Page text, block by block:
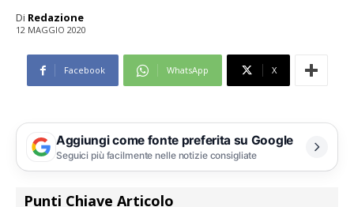
Di Redazione
12 MAGGIO 2020
Facebook WhatsApp X
Aggiungi come fonte preferita su Google
Seguici più facilmente nelle notizie consigliate
Punti Chiave Articolo